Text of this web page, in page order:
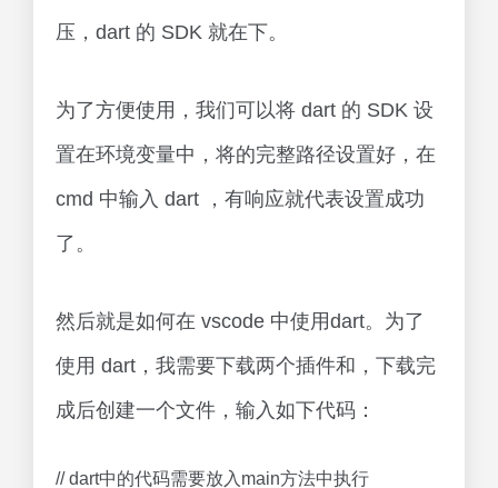
压，dart 的 SDK 就在下。
为了方便使用，我们可以将 dart 的 SDK 设
置在环境变量中，将的完整路径设置好，在
cmd 中输入 dart ，有响应就代表设置成功
了。
然后就是如何在 vscode 中使用dart。为了
使用 dart，我需要下载两个插件和，下载完
成后创建一个文件，输入如下代码：
// dart中的代码需要放入main方法中执行